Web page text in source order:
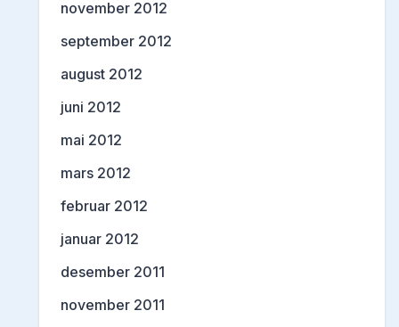
november 2012
september 2012
august 2012
juni 2012
mai 2012
mars 2012
februar 2012
januar 2012
desember 2011
november 2011